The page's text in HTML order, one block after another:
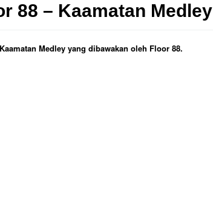
88 – Kaamatan Medley
Medley yang dibawakan oleh Floor 88.